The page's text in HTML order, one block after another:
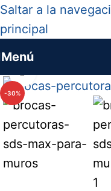
Saltar a la
principal
Menú
-30%
Haga clic